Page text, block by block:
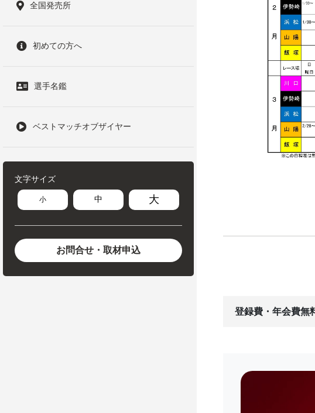
全国発売所
初めての方へ
選手名鑑
ベストマッチオブザイヤー
文字サイズ
小 中 大
お問合せ・取材申込
登録費・年会費無